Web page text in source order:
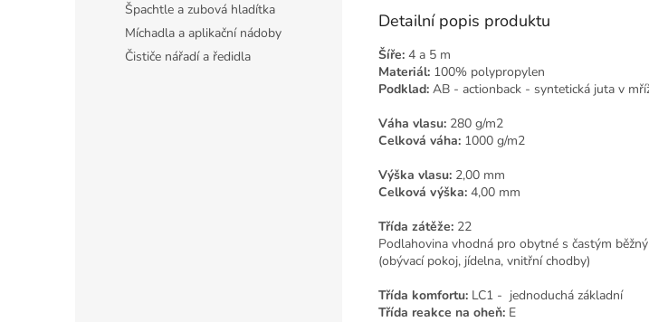
Špachtle a zubová hladítka
Míchadla a aplikační nádoby
Čističe nářadí a ředidla
Detailní popis produktu
Šíře: 4 a 5 m
Materiál: 100% polypropylen
Podklad: AB - actionback - syntetická juta v
Váha vlasu: 280 g/m2
Celková váha: 1000 g/m2
Výška vlasu: 2,00 mm
Celková výška: 4,00 mm
Třída zátěže: 22
Podlahovina vhodná pro obytné s častým
(obývací pokoj, jídelna, vnitřní chodby)
Třída komfortu: LC1 - jednoduchá základní
Třída reakce na oheň: E